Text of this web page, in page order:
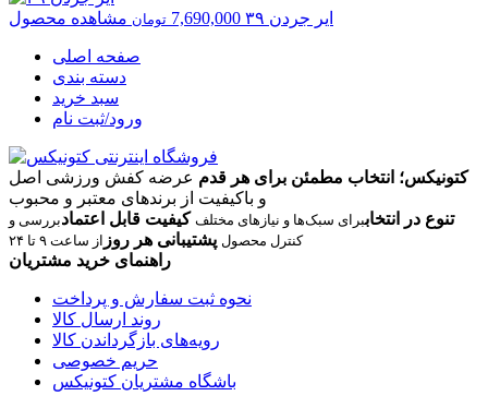
ایر جردن ۳۹ 7,690,000 تومان مشاهده محصول
صفحه اصلی
دسته بندی
سبد خرید
ورود/ثبت نام
کتونیکس؛ انتخاب مطمئن برای هر قدم عرضه کفش ورزشی اصل
و باکیفیت از برندهای معتبر و محبوب
تنوع در انتخاببرای سبک‌ها و نیازهای مختلف کیفیت قابل اعتمادبررسی و
کنترل محصول پشتیبانی هر روز از ساعت ۹ تا ۲۴
راهنمای خرید مشتریان
نحوه ثبت سفارش و پرداخت
روند ارسال کالا
رویه‌های بازگرداندن کالا
حریم خصوصی
باشگاه مشتریان کتونیکس